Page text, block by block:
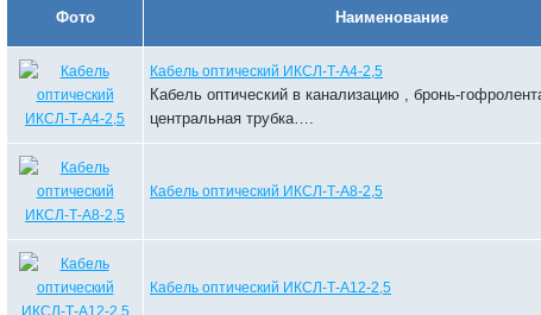
Фото Наименование
Кабель оптический ИКСЛ-Т-А4-2,5
Кабель оптический в канализацию , бронь-
центральная трубка….
Кабель оптический ИКСЛ-Т-А8-2,5
Кабель оптический ИКСЛ-Т-А12-2,5